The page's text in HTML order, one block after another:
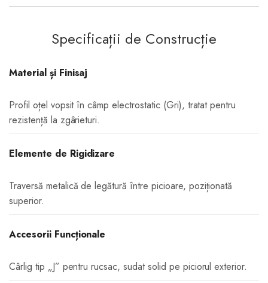
Specificații de Construcție
Material și Finisaj
Profil oțel vopsit în câmp electrostatic (Gri), tratat pentru
rezistență la zgârieturi.
Elemente de Rigidizare
Traversă metalică de legătură între picioare, poziționată
superior.
Accesorii Funcționale
Cârlig tip „J” pentru rucsac, sudat solid pe piciorul exterior.